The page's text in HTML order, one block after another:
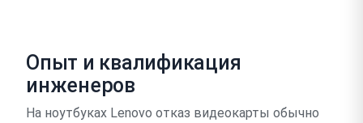
Опыт и квалификация
инженеров
На ноутбуках Lenovo отказ видеокарты обычно